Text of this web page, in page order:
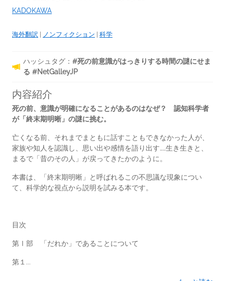
KADOKAWA
海外翻訳 ノンフィクション 科学
ハッシュタグ： #死の前意識がはっきりする時間の謎にせま
る #NetGalleyJP
内容紹介
死の前、意識が明確になることがあるのはなぜ？ 認知科学者
が「終末期明晰」の謎に挑む。
亡くなる前、それまでまともに話すこともできなかった人が、
家族や知人を認識し、思い出や感情を語り出す……生き生きと、
まるで「昔のその人」が戻ってきたかのように。
本書は、「終末期明晰」と呼ばれるこの不思議な現象につい
て、科学的な視点から説明を試みる本です。
目次
第Ⅰ部 「だれか」であることについて
第１...